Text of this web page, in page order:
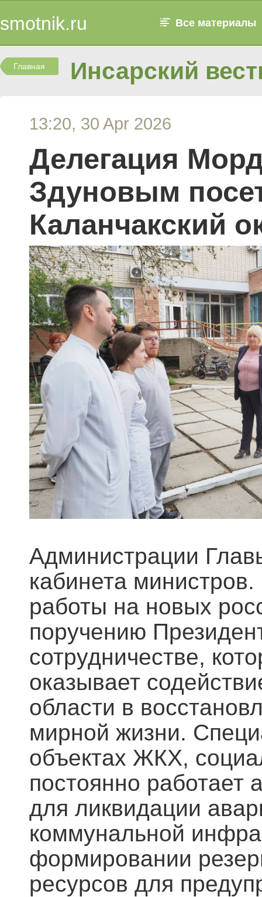
smotnik.ru Все материалы
Главная Инсарский
13:20, 30 Apr 2026
Делегация
Здуновым
Каланчакский
Администрации
кабинета
работы на новых
поручению
сотрудничестве,
оказывает
области в
мирной жизни.
объектах ЖКХ,
постоянно работает
для ликвидации
коммунальной
формировании
ресурсов для